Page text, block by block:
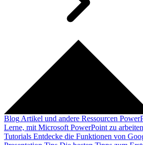
Blog Artikel und andere Ressourcen
Lerne, mit Microsoft PowerPoint zu arbeiten
Tutorials Entdecke die Funktionen von